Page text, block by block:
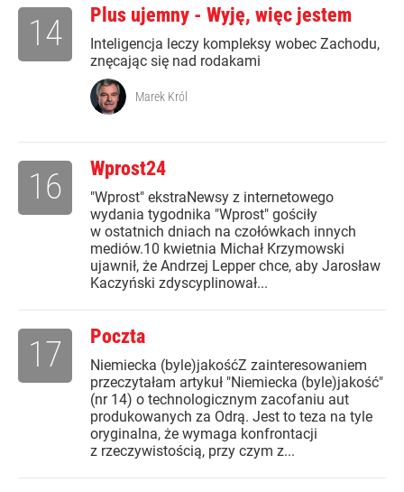
Plus ujemny - Wyję, więc jestem
Inteligencja leczy kompleksy wobec Zachodu,
znęcając się nad rodakami
14
Marek Król
Wprost24
"Wprost" ekstraNewsy z internetowego
wydania tygodnika "Wprost" gościły
w ostatnich dniach na czołówkach innych
mediów.10 kwietnia Michał Krzymowski
ujawnił, że Andrzej Lepper chce, aby Jarosław
Kaczyński zdyscyplinował...
16
Poczta
Niemiecka (byle)jakośćZ zainteresowaniem
przeczytałam artykuł "Niemiecka (byle)jakość"
(nr 14) o technologicznym zacofaniu aut
produkowanych za Odrą. Jest to teza na tyle
oryginalna, że wymaga konfrontacji
z rzeczywistością, przy czym z...
17